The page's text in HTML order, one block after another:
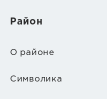
Район
О районе
Символика